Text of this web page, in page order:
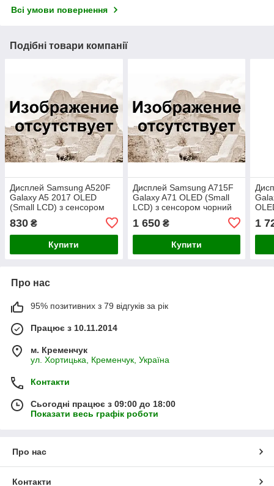
Всі умови повернення
Подібні товари компанії
Дисплей Samsung A520F
Galaxy A5 2017 OLED
(Small LCD) з сенсором
830 ₴
Купити
Дисплей Samsung A715F
Galaxy A71 OLED (Small
LCD) з сенсором чорний
1 650₴
Купити
1
Про нас
95% позитивних з 79 відгуків за рік
Працює з 10.11.2014
м. Кременчук
ул. Хортицька, Кременчук, Україна
Контакти
Сьогодні працює з 09:00 до 18:00
Показати весь графік роботи
Про нас
Контакти